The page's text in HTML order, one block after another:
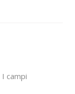
I campi